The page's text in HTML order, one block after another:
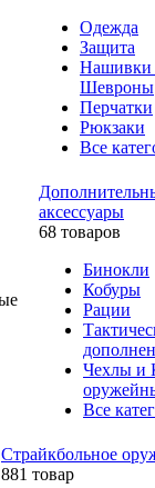
Одежда
Защита
Нашивки
Шевроны
Перчатки
Рюкзаки
Все
аксессуары
68 товаров
Бинокли
Кобуры
Рации
Чехлы и
Все
Страйкбольное
881 товар